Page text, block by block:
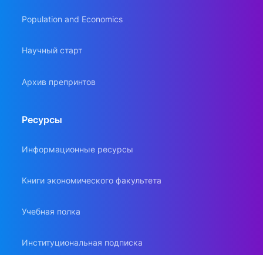
Population and Economics
Научный старт
Архив препринтов
Ресурсы
Информационные ресурсы
Книги экономического факультета
Учебная полка
Институциональная подписка